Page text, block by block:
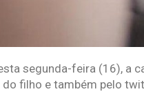
segunda-feira (16), a
filho e também pelo